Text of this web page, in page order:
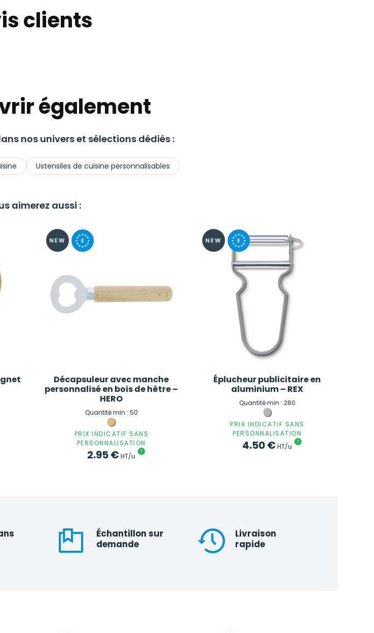
clients
également
nos univers et sélections dédiés :
Ustensiles de cuisine personnalisables
aimerez aussi :
Décapsuleur avec manche
personnalisé en bois de hêtre –
HERO
Quantité min : 50
PRIX INDICATIF SANS
PERSONNALISATION
2.95€HT/u
?
Éplucheur publicitaire en
aluminium – REX
Quantité min : 280
PRIX INDICATIF SANS
PERSONNALISATION
4.50€HT/u
?
Échantillon sur
demande
Livraison
rapide